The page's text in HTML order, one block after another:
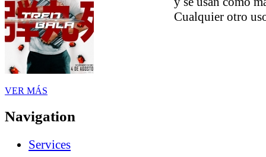
VER MÁS
Navigation
Services
Cualquier otro